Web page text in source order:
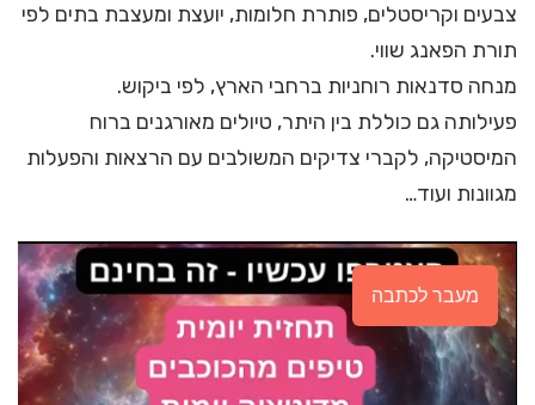
צבעים וקריסטלים, פותרת חלומות, יועצת ומעצבת בתים לפי
תורת הפאנג שווי.
מנחה סדנאות רוחניות ברחבי הארץ, לפי ביקוש.
פעילותה גם כוללת בין היתר, טיולים מאורגנים ברוח
המיסטיקה, לקברי צדיקים המשולבים עם הרצאות והפעלות
מגוונות ועוד…
מעבר לכתבה